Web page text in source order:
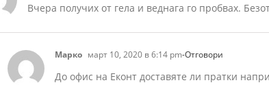
Вчера получих от гела и веднага го пробвах.
Марко март 10, 2020 в 6:14 pm-Отговори
До офис на Еконт доставяте ли пратки